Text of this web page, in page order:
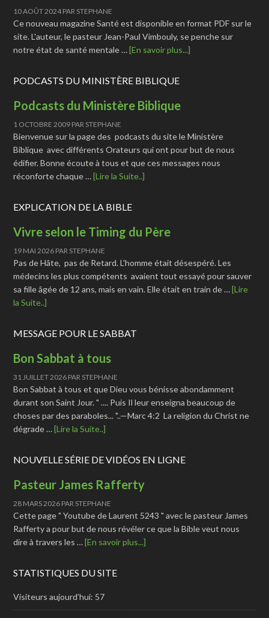
10 AOÛT 2024PAR STEPHANE
Ce nouveau magazine Santé est disponible en format PDF sur le
site. L'auteur, le pasteur Jean-Paul Vimbouly, se penche sur
notre état de santé mentale …[En savoir plus...]
PODCASTS DU MINISTÈRE BIBLIQUE
Podcasts du Ministère Biblique
1 OCTOBRE 2009 PAR STEPHANE
Bienvenue sur la page des podcasts du site le Ministère
Biblique avec différents Orateurs qui ont pour but de nous
édifier. Bonne écoute à tous et que ces messages nous
réconforte chaque …[Lire la Suite..]
EXPLICATION DE LA BIBLE
Vivre selon le Timing du Père
19 MAI 2026 PAR STEPHANE
Pas de Hâte, pas de Retard. L'homme était désespéré. Les
médecins les plus compétents avaient tout essayé pour sauver
sa fille âgée de 12 ans, mais en vain. Elle était en train de …[Lire
la Suite..]
MESSAGE POUR LE SABBAT
Bon Sabbat à tous
31 JUILLET 2026 PAR STEPHANE
Bon Sabbat à tous et que Dieu vous bénisse abondamment
durant son Saint Jour. " .... Puis Il leur enseigna beaucoup de
choses par des paraboles... "..—Marc 4:2 La religion du Christ ne
dégrade …[Lire la Suite..]
NOUVELLE SÉRIE DE VIDÉOS EN LIGNE
Pasteur James Rafferty
28 MARS 2026 PAR STEPHANE
Cette page " Youtube de Laurent 5243 " avec le pasteur James
Rafferty a pour but de nous révéler ce que la Bible veut nous
dire à travers les …[En savoir plus...]
STATISTIQUES DU SITE
Visiteurs aujourd’hui: 57